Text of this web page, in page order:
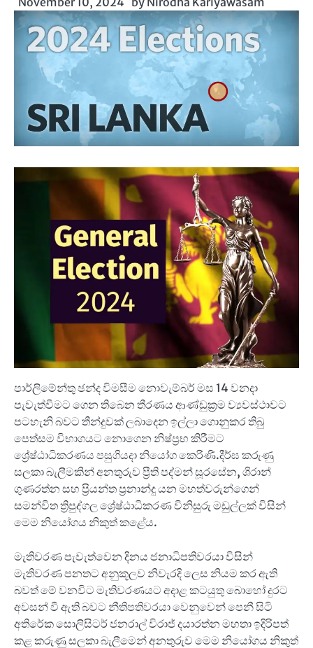
පාර්ලිමේන්තු ඡන්ද විමසීම නොවැම්බර් මස 14 වනදා
පැවැත්වීමට ගෙන තිබෙන තීරණය ආණ්ඩුක්‍රම ව්‍යවස්ථාවට
පටහැනි බවට තීන්දුවක් ලබාදෙන ඉල්ලා ගොනුකර තිබු
පෙත්සම විභාගයට නොගෙන නිෂ්ප්‍රභ කිරීමට
ශ්‍රේෂ්ඨාධිකරණය පසුගියදා නියෝග කෙරිණි.දීර්ඝ කරුණු
සලකා බැලීමකින් අනතුරුව ප්‍රීති පද්මන් සූරසේන, ශිරාන්
ගුණරත්න සහ ප්‍රියන්ත ප්‍රනාන්දු යන මහත්වරුන්ගෙන්
සමන්විත ත්‍රිපුද්ගල ශ්‍රේෂ්ඨාධිකරණ විනිසුරු මඩුල්ලක් විසින්
මෙම නියෝගය නිකුත් කළේය.
මැතිවරණ පැවැත්වෙන දිනය ජනාධිපතිවරයා විසින්
මැතිවරණ පනතට අනුකූලව නිවැරදි ලෙස නියම කර ඇති
බවත් මේ වනවිට මැතිවරණයට අදාළ කටයුතු බොහෝ දුරට
අවසන් වී ඇති බවට නීතිපතිවරයා වෙනුවෙන් පෙනී සිටි
අතිරේක සොලිසිටර් ජනරාල් විරාජ් දයාරත්න මහතා ඉදිරිපත්
කළ කරුණු සලකා බැලීමෙන් අනතුරුව මෙම නියෝගය නිකුත්